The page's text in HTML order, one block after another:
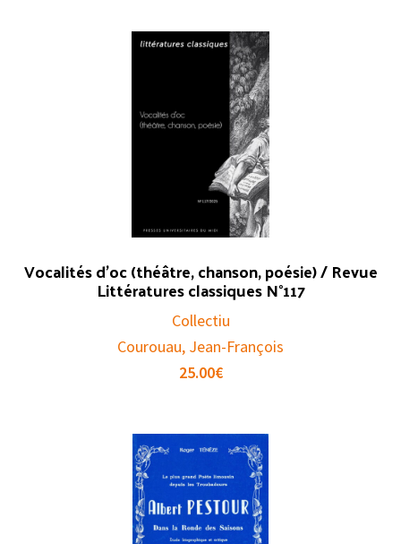
Vocalités d’oc (théâtre, chanson, poésie) / Revue
Littératures classiques N°117
Collectiu
Courouau, Jean-François
25.00€